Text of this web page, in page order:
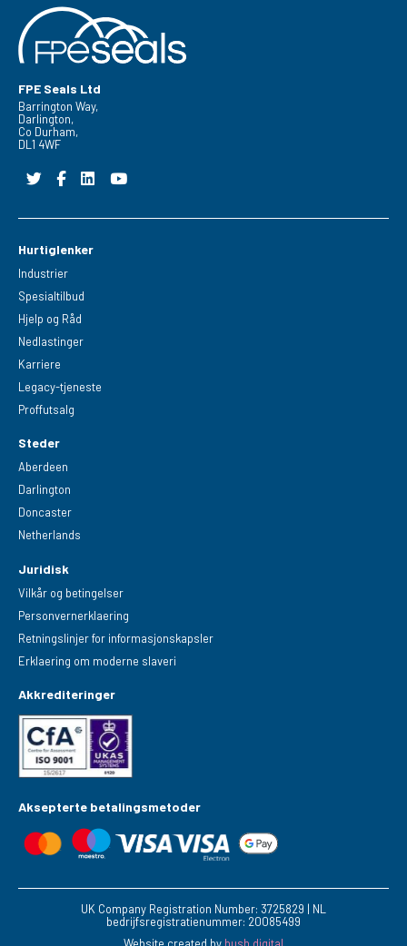
FPE Seals Ltd
Barrington Way,
Darlington,
Co Durham,
DL1 4WF
Hurtiglenker
Industrier
Spesialtilbud
Hjelp og Råd
Nedlastinger
Karriere
Legacy-tjeneste
Proffutsalg
Steder
Aberdeen
Darlington
Doncaster
Netherlands
Juridisk
Vilkår og betingelser
Personvernerklaering
Retningslinjer for informasjonskapsler
Erklaering om moderne slaveri
Akkrediteringer
Aksepterte betalingsmetoder
UK Company Registration Number: 3725829 | NL
bedrijfsregistratienummer: 20085499